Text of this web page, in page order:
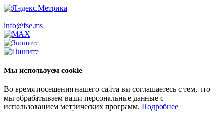
info@fse.ms
Мы используем cookie
Во время посещения нашего сайта вы соглашаетесь с тем, что
мы обрабатываем ваши персональные данные с
использованием метрических программ. Подробнее